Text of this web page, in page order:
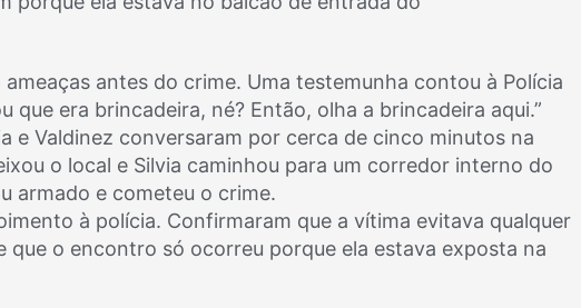
antes do crime. Uma testemunha contou à Polícia
que era brincadeira, né? Então, olha a brincadeira aqui.”
e Valdinez conversaram por cerca de cinco minutos na
o local e Silvia caminhou para um corredor interno do
armado e cometeu o crime.
à polícia. Confirmaram que a vítima evitava qualquer
o encontro só ocorreu porque ela estava exposta na